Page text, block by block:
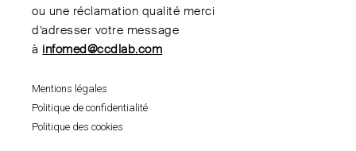
ou une réclamation qualité merci
d’adresser votre message
à infomed@ccdlab.com
Mentions légales
Politique de confidentialité
Politique des cookies